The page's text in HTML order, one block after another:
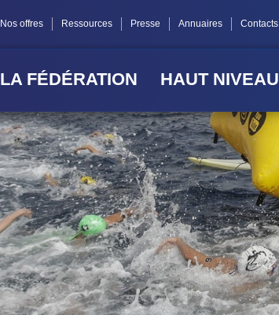
Nos offres Ressources Presse Annuaires Contacts
LA FÉDÉRATION HAUT NIVEAU